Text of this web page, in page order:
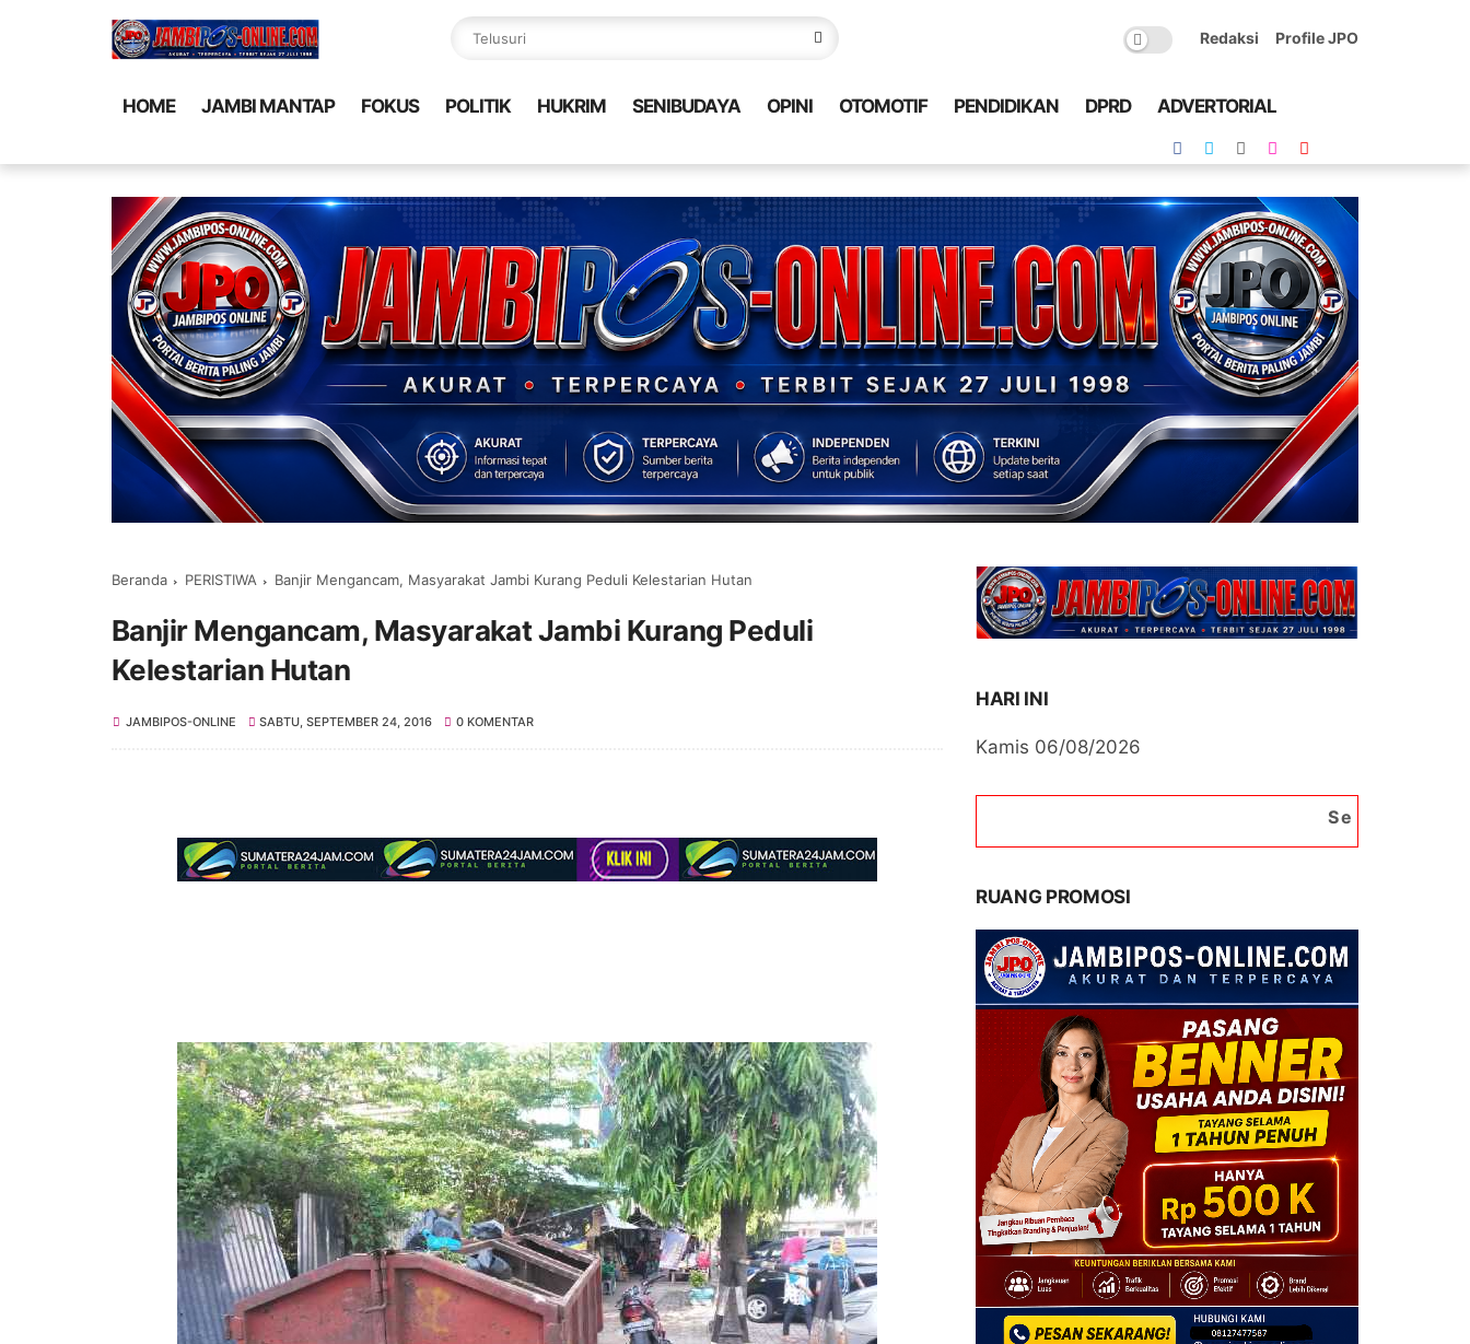
Redaksi Profile JPO
HOME JAMBI MANTAP FOKUS POLITIK HUKRIM SENIBUDAYA OPINI OTOMOTIF PENDIDIKAN DPRD ADVERTORIAL
Beranda PERISTIWA Banjir Mengancam, Masyarakat Jambi Kurang Peduli Kelestarian Hutan
Banjir Mengancam, Masyarakat Jambi Kurang Peduli
Kelestarian Hutan
JAMBIPOS-ONLINE SABTU, SEPTEMBER 24, 2016 0 KOMENTAR
HARI INI
Kamis 06/08/2026
Selamat Datang di Portal
RUANG PROMOSI